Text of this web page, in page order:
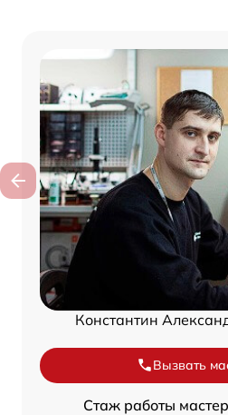
Константин
Вызвать
Стаж работы